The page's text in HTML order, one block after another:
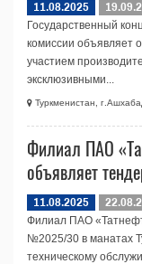
11.08.2025
Государственный
комиссии объявляет
участием
эксклюзивными...
Туркменистан,
Филиал ПАО
объявляет
11.08.2025
Филиал ПАО
№2025/30 в манатах
техническому